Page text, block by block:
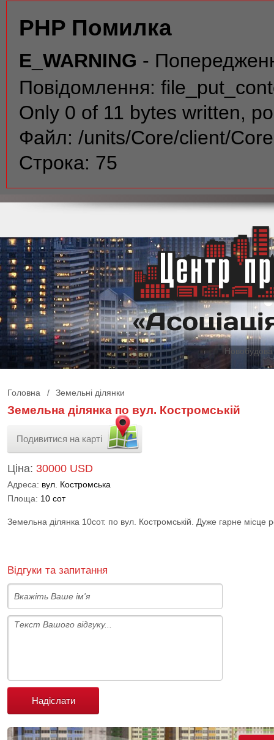
PHP Помилка
E_WARNING -
Повідомлення:
Only 0 of 11 bytes written,
Файл: /units/Core/client/
Строка: 75
Головна / Земельні ділянки
Земельна ділянка по вул. Костромській
Подивитися на карті
Ціна: 30000 USD
Адреса: вул. Костромська
Площа: 10 сот
Земельна ділянка 10сот. по вул. Костромській. Дуже гарне місце
Відгуки та запитання
Надіслати